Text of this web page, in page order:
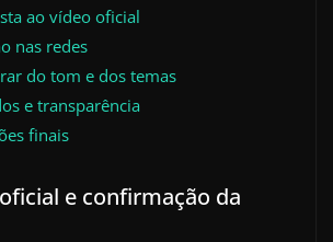
ao vídeo oficial
nas redes
do tom e dos temas
e transparência
finais
e confirmação da